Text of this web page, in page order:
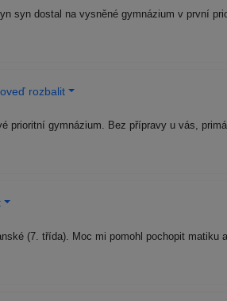
syn dostal na vysněné gymnázium v první
rozbalit
prioritní gymnázium. Bez přípravy u vás,
(7. třída). Moc mi pomohl pochopit matiku